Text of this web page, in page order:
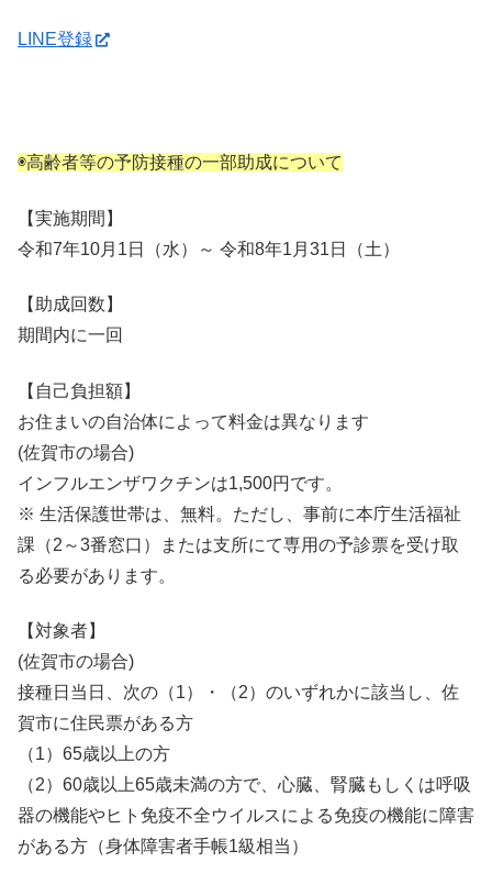
LINE登録
◉高齢者等の予防接種の一部助成について
【実施期間】
令和7年10月1日（水）～ 令和8年1月31日（土）
【助成回数】
期間内に一回
【自己負担額】
お住まいの自治体によって料金は異なります
(佐賀市の場合)
インフルエンザワクチンは1,500円です。
※ 生活保護世帯は、無料。ただし、事前に本庁生活福祉
課（2～3番窓口）または支所にて専用の予診票を受け取
る必要があります。
【対象者】
(佐賀市の場合)
接種日当日、次の（1）・（2）のいずれかに該当し、佐
賀市に住民票がある方
（1）65歳以上の方
（2）60歳以上65歳未満の方で、心臓、腎臓もしくは呼吸
器の機能やヒト免疫不全ウイルスによる免疫の機能に障害
がある方（身体障害者手帳1級相当）